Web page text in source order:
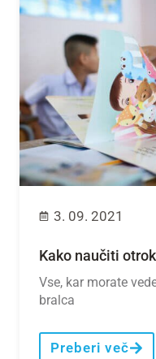
3. 09. 2021
Kako naučiti
Vse, kar morate
bralca
Preberi več